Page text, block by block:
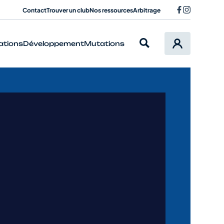
ContactTrouver un clubNos ressourcesArbitrage
DéveloppementMutations